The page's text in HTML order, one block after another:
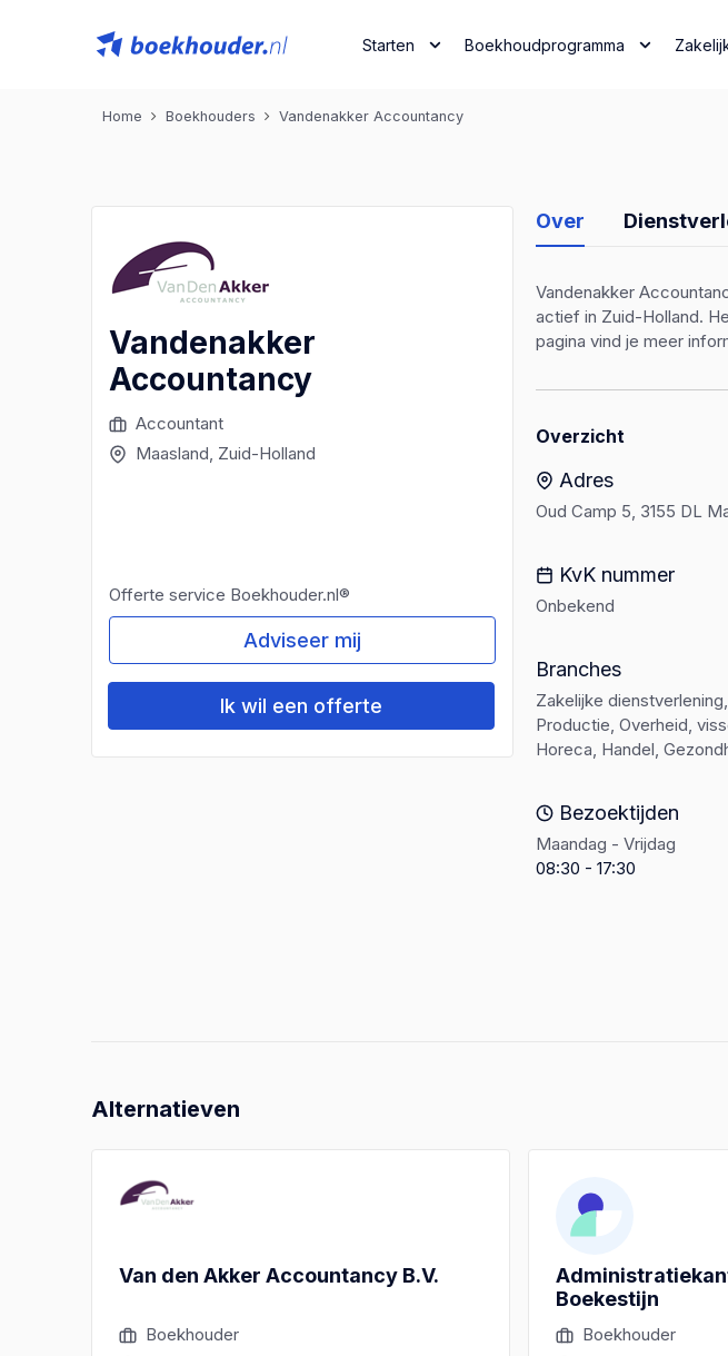
Starten Boekhoudprogramma
Home Boekhouders Vandenakker Accountancy
Vandenakker
Accountancy
Accountant
Maasland, Zuid-Holland
Offerte service Boekhouder.nl®
Adviseer mij
Ik wil een offerte
Over
Vandenakker
actief in Zuid-Holland.
pagina vind je meer
Overzicht
Adres
Oud Camp 5, 3155 DL
KvK nummer
Onbekend
Branches
Zakelijke
Productie, Overheid,
Horeca, Handel,
Bezoektijden
Maandag - Vrijdag
08:30 - 17:30
Alternatieven
Van den Akker Accountancy B.V.
Boekhouder
Boekestijn
Boekhouder